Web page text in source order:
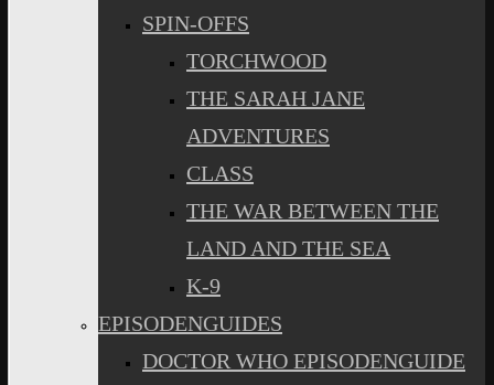
SPIN-OFFS
TORCHWOOD
THE SARAH JANE
ADVENTURES
CLASS
THE WAR BETWEEN THE
LAND AND THE SEA
K-9
EPISODENGUIDES
DOCTOR WHO EPISODENGUIDE